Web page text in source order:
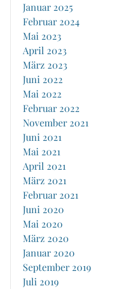
Januar 2025
Februar 2024
Mai 2023
April 2023
März 2023
Juni 2022
Mai 2022
Februar 2022
November 2021
Juni 2021
Mai 2021
April 2021
März 2021
Februar 2021
Juni 2020
Mai 2020
März 2020
Januar 2020
September 2019
Juli 2019